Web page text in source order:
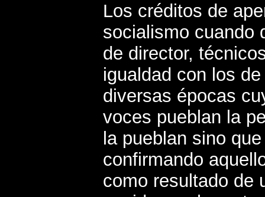
Los créditos de
socialismo cuando
de director,
igualdad con los
diversas épocas
voces pueblan la
la pueblan sino
confirmando
como resultado de